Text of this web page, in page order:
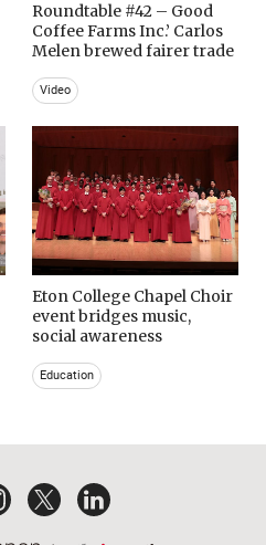
Roundtable #42 – Good
Coffee Farms Inc.’ Carlos
Melen brewed fairer trade
Video
Eton College Chapel Choir
event bridges music,
social awareness
Education